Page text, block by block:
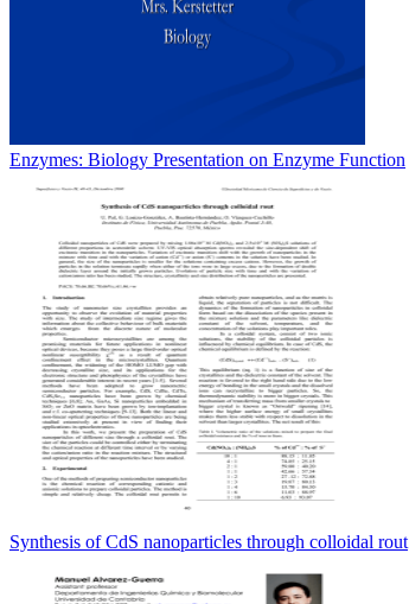
Enzymes: Biology Presentation on Enzyme Function
Synthesis of CdS nanoparticles through colloidal rout